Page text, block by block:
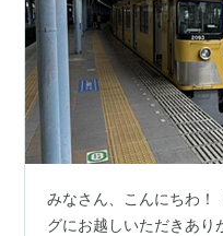
みなさん、こんにちわ！
グにお越しいただきあり